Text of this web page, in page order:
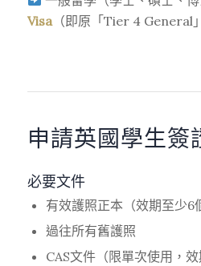
Visa（即原「Tier 4 General
申請英國學生簽
必要文件
有效護照正本（效期至少6
過往所有舊護照
CAS文件（限單次使用，效